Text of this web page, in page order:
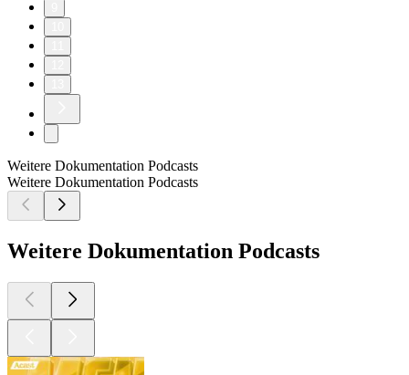
Weitere Dokumentation Podcasts
Weitere Dokumentation Podcasts
Weitere Dokumentation Podcasts